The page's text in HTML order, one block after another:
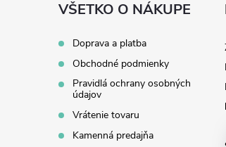
VŠETKO O NÁKUPE
Doprava a platba
Obchodné podmienky
Pravidlá ochrany osobných
údajov
Vrátenie tovaru
Kamenná predajňa